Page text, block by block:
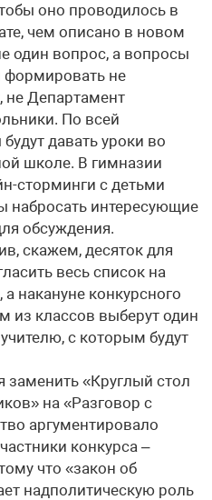
оно проводилось в
чем описано в новом
один вопрос, а вопросы
не
не Департамент
По всей
давать уроки во
школе. В гимназии
сторминги с детьми
набросать интересующие
обсуждения.
скажем, десяток для
весь список на
накануне конкурсного
из классов выберут один
с которым будут
заменить «Круглый стол
на «Разговор с
аргументировало
конкурса –
что «закон об
надполитическую роль